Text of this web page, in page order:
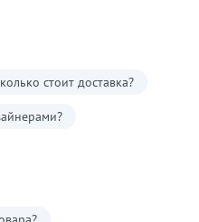
стоит доставка?